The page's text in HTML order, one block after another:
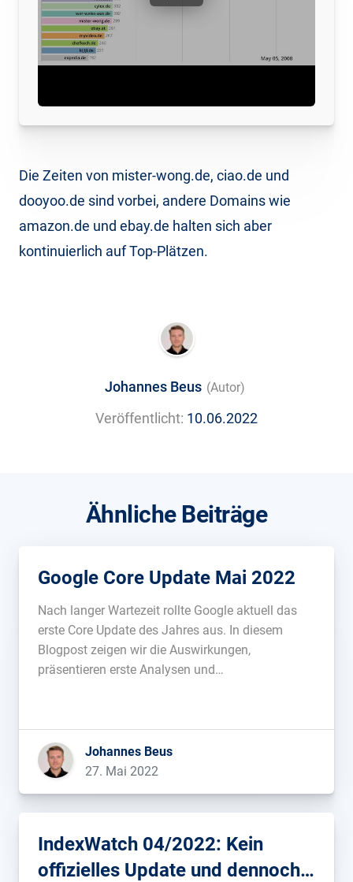
Die Zeiten von mister-wong.de, ciao.de und
dooyoo.de sind vorbei, andere Domains wie
amazon.de und ebay.de halten sich aber
kontinuierlich auf Top-Plätzen.
Johannes Beus (Autor)
Veröffentlicht: 10.06.2022
Ähnliche Beiträge
Google Core Update Mai 2022
Nach langer Wartezeit rollte Google aktuell das
erste Core Update des Jahres aus. In diesem
Blogpost zeigen wir die Auswirkungen,
präsentieren erste Analysen und
Johannes Beus
27. Mai 2022
IndexWatch 04/2022: Kein
offizielles Update und dennoch